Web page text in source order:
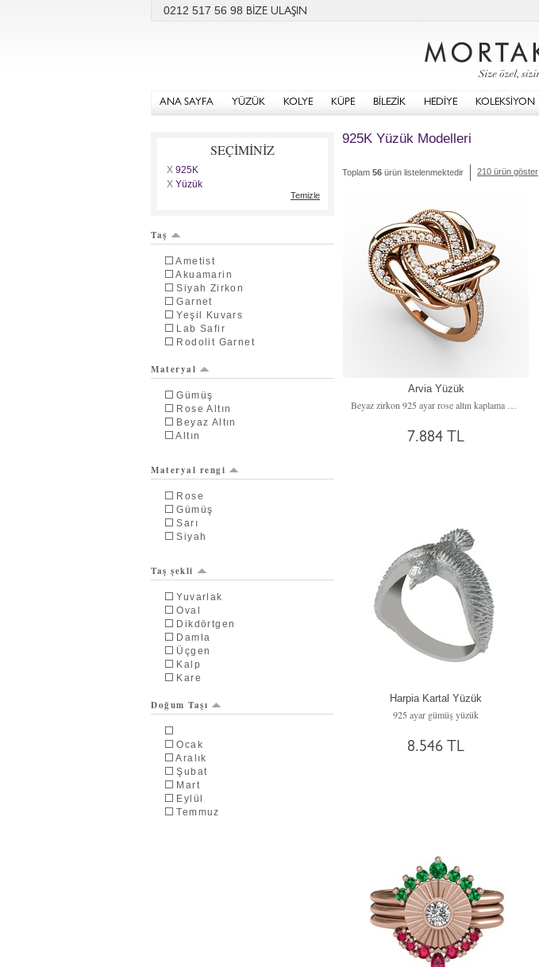
0212 517 56 98 BİZE ULAŞIN
ANA SAYFA YÜZÜK KOLYE KÜPE BİLEZİK HEDİYE KOLEKSİYON
SEÇİMİNİZ
X 925K
X Yüzük
Temizle
Taş
Ametist
Akuamarin
Siyah Zirkon
Garnet
Yeşil Kuvars
Lab Safir
Rodolit Garnet
Swarovski
Kök Zümrüt
Kök Yakut
Sitrin
Peridot
Siyah İnci
İnci
Pembe İnci
Elmas
Materyal
Gümüş
Rose Altın
Beyaz Altın
Altın
Materyal rengi
Rose
Gümüş
Sarı
Siyah
Taş şekli
Yuvarlak
Oval
Dikdörtgen
Damla
Üçgen
Kalp
Kare
Doğum Taşı
Ocak
Aralık
Şubat
Mart
Eylül
Temmuz
925K Yüzük Modelleri
Toplam 56 ürün listelenmektedir 210 ürün göster
Arvia Yüzük
7.884 TL
Harpia Kartal Yüzük
925 ayar gümüş yüzük
8.546 TL